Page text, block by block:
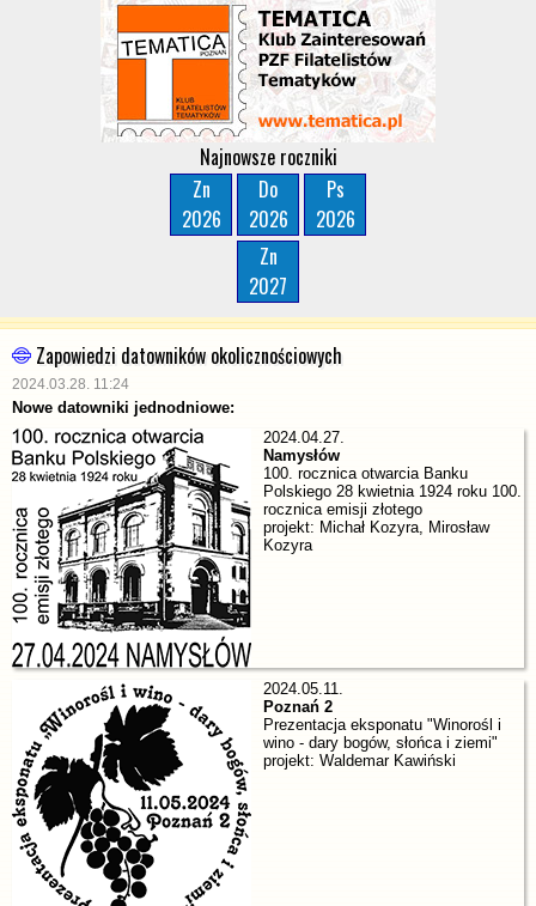
Najnowsze roczniki
Zn
2026
Do
2026
Ps
2026
Zn
2027
Zapowiedzi datowników okolicznościowych
2024.03.28. 11:24
Nowe datowniki jednodniowe:
2024.04.27.
Namysłów
100. rocznica otwarcia Banku
Polskiego 28 kwietnia 1924 roku 100.
rocznica emisji złotego
projekt: Michał Kozyra, Mirosław
Kozyra
2024.05.11.
Poznań 2
Prezentacja eksponatu "Winorośl i
wino - dary bogów, słońca i ziemi"
projekt: Waldemar Kawiński